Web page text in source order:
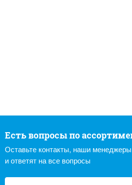
Есть вопросы по
Оставьте контакты, наши
и ответят на все вопросы